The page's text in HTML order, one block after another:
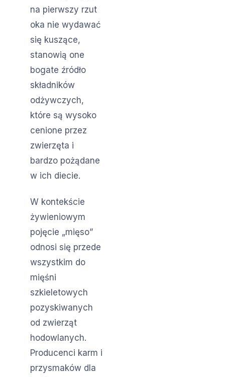
na pierwszy rzut
oka nie wydawać
się kuszące,
stanowią one
bogate źródło
składników
odżywczych,
które są wysoko
cenione przez
zwierzęta i
bardzo pożądane
w ich diecie.
W kontekście
żywieniowym
pojęcie „mięso”
odnosi się przede
wszystkim do
mięśni
szkieletowych
pozyskiwanych
od zwierząt
hodowlanych.
Producenci karm i
przysmaków dla